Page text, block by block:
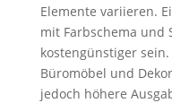
Elemente variieren.
mit Farbschema und
kostengünstiger
Büromöbel und
jedoch höhere